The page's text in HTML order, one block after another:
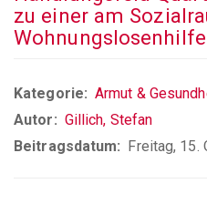
zu einer am
Wohnungslosenhilfe
Kategorie
Armut &
Autor
Gillich, Stefan
Beitragsdatum
Freitag, 15.